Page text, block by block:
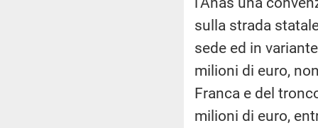
sulla strada
sede ed in
milioni di euro,
Franca e del
milioni di euro,